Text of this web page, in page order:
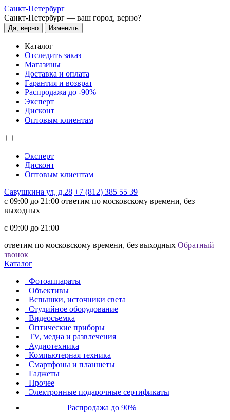
Санкт-Петербург
Санкт-Петербург — ваш город, верно?
Да, верно Изменить
Каталог
Отследить заказ
Магазины
Доставка и оплата
Гарантия и возврат
Распродажа до -90%
Эксперт
Дисконт
Оптовым клиентам
Эксперт
Дисконт
Оптовым клиентам
Савушкина ул, д.28 +7 (812) 385 55 39
c 09:00 до 21:00 ответим по московскому времени, без
выходных
c 09:00 до 21:00
ответим по московскому времени, без выходных Обратный
звонок
Каталог
Фотоаппараты
Объективы
Вспышки, источники света
Студийное оборудование
Видеосъемка
Оптические приборы
TV, медиа и развлечения
Аудиотехника
Компьютерная техника
Смартфоны и планшеты
Гаджеты
Прочее
Электронные подарочные сертификаты
Распродажа до 90%